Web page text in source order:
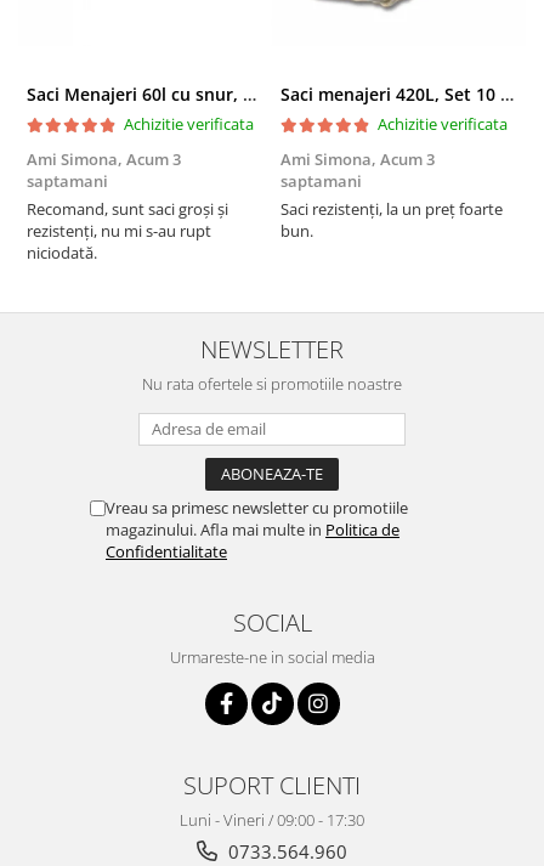
Saci Menajeri 60l cu snur, Roz, 10buc/rola
Achizitie verificata
Ami Simona, Acum 3
saptamani
Recomand, sunt saci groși și
rezistenți, nu mi s-au rupt
niciodată.
Saci menajeri 420L, Set 10 bucati
Achizitie verificata
Ami Simona, Acum 3
saptamani
Saci rezistenți, la un preț foarte
bun.
NEWSLETTER
Nu rata ofertele si promotiile noastre
Vreau sa primesc newsletter cu promotiile
magazinului. Afla mai multe in Politica de
Confidentialitate
SOCIAL
Urmareste-ne in social media
SUPORT CLIENTI
Luni - Vineri / 09:00 - 17:30
0733.564.960